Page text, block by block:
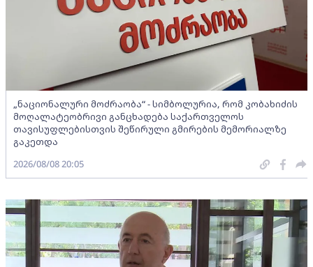
„ნაციონალური მოძრაობა“ - სიმბოლურია, რომ კობახიძის
მოღალატეობრივი განცხადება საქართველოს
თავისუფლებისთვის შეწირული გმირების მემორიალზე
გაკეთდა
2026/08/08 20:05